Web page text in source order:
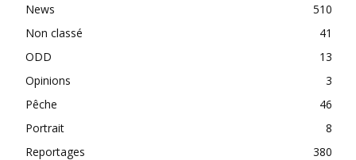
News
510
Non classé
41
ODD
13
Opinions
3
Pêche
46
Portrait
8
Reportages
380